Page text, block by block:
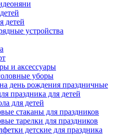
детей
устройства
и аксессуары
уборы
день рождения праздничные
праздника для детей
для детей
стаканы для праздников
тарелки для праздников
детские для праздника